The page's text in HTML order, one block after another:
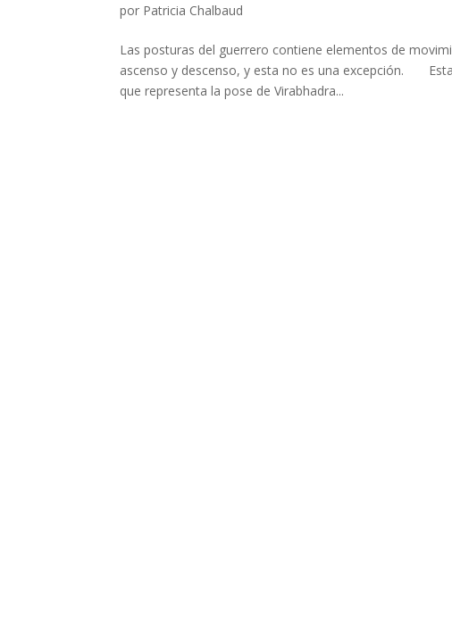
por Patricia Chalbaud
Las posturas del guerrero contiene elementos de
ascenso y descenso, y esta no es una excepción.⠀ ⠀
que representa la pose de Virabhadra...